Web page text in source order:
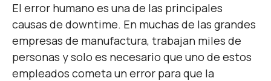
El error humano es una de las principales
causas de downtime. En muchas de las grandes
empresas de manufactura, trabajan miles de
personas y solo es necesario que uno de estos
empleados cometa un error para que la